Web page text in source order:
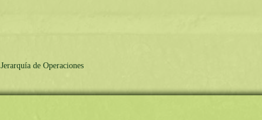
Jerarquía de Operaciones